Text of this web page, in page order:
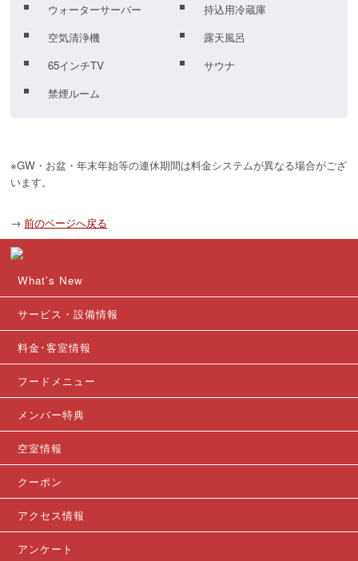
ウォーターサーバー
持込用冷蔵庫
空気清浄機
露天風呂
65インチTV
サウナ
禁煙ルーム
※GW・お盆・年末年始等の連休期間は料金システムが異なる場合がござ
います。
→ 前のページへ戻る
What's New
サービス・設備情報
料金･客室情報
フードメニュー
メンバー特典
空室情報
クーポン
アクセス情報
アンケート